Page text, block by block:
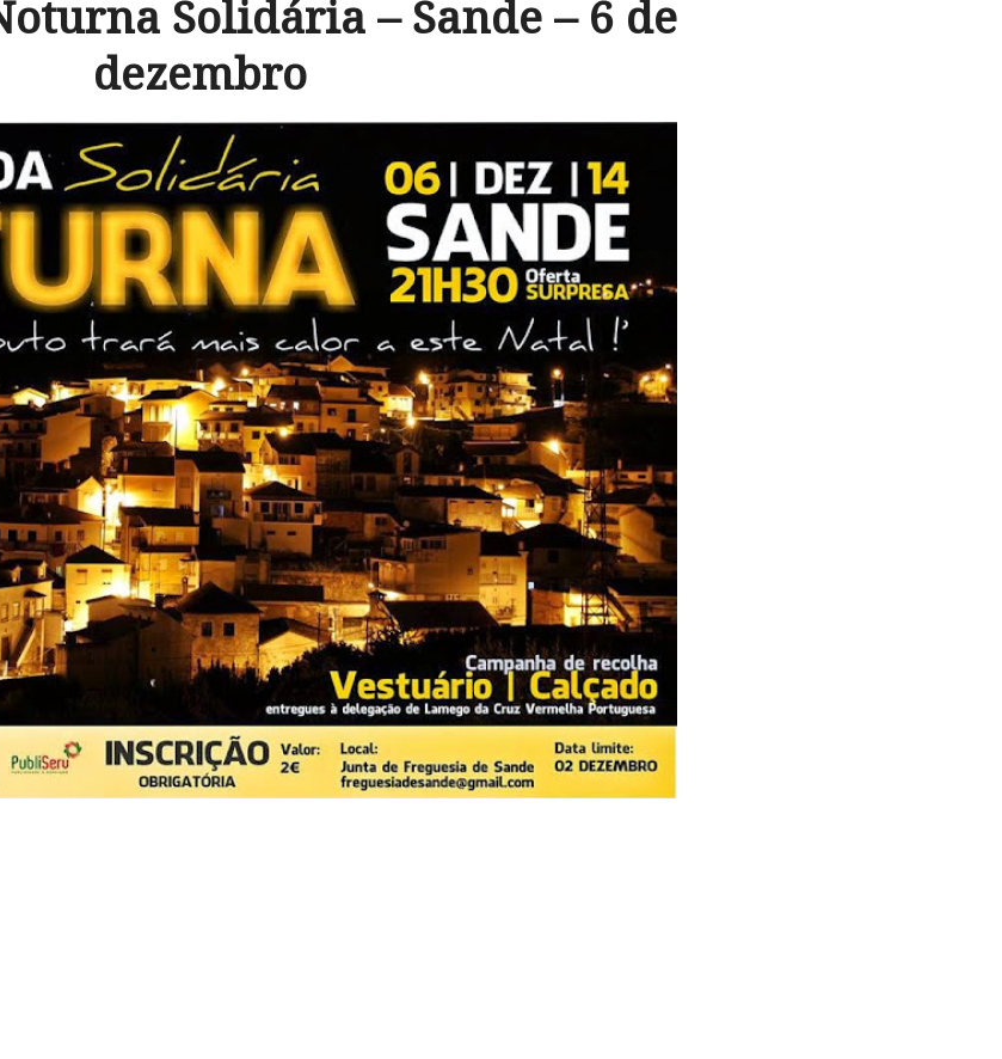
Solidária – Sande – 6 de
dezembro